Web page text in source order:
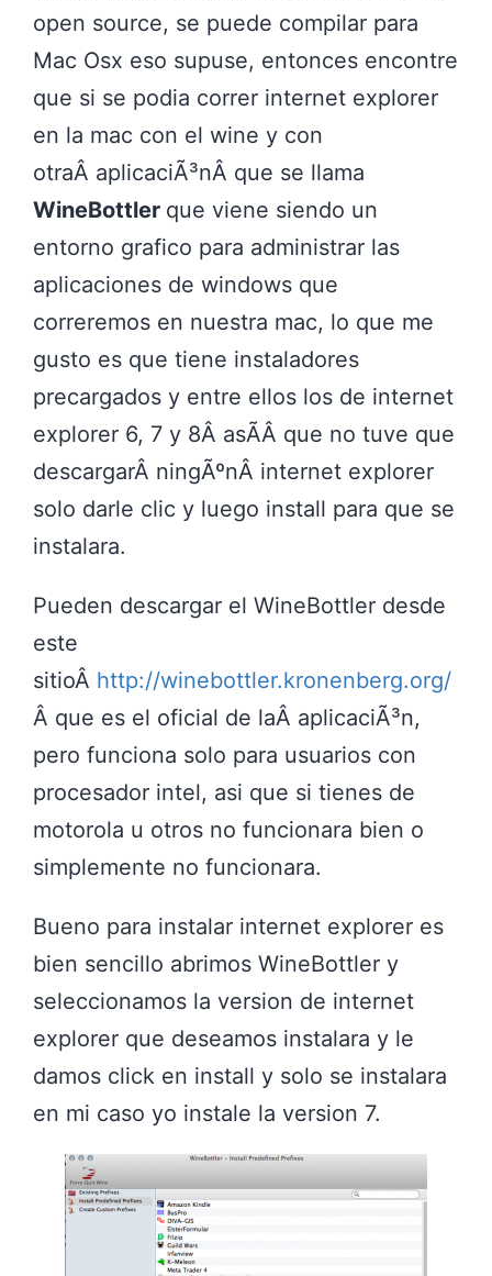
open source, se puede compilar para
Mac Osx eso supuse, entonces encontre
que si se podia correr internet explorer
en la mac con el wine y con
otraÂ aplicaciÃ³nÂ que se llama
WineBottler que viene siendo un
entorno grafico para administrar las
aplicaciones de windows que
correremos en nuestra mac, lo que me
gusto es que tiene instaladores
precargados y entre ellos los de internet
explorer 6, 7 y 8Â asÃ­Â que no tuve que
descargarÂ ningÃºnÂ internet explorer
solo darle clic y luego install para que se
instalara.
Pueden descargar el WineBottler desde
este
sitioÂ http://winebottler.kronenberg.org/
Â que es el oficial de laÂ aplicaciÃ³n,
pero funciona solo para usuarios con
procesador intel, asi que si tienes de
motorola u otros no funcionara bien o
simplemente no funcionara.
Bueno para instalar internet explorer es
bien sencillo abrimos WineBottler y
seleccionamos la version de internet
explorer que deseamos instalara y le
damos click en install y solo se instalara
en mi caso yo instale la version 7.